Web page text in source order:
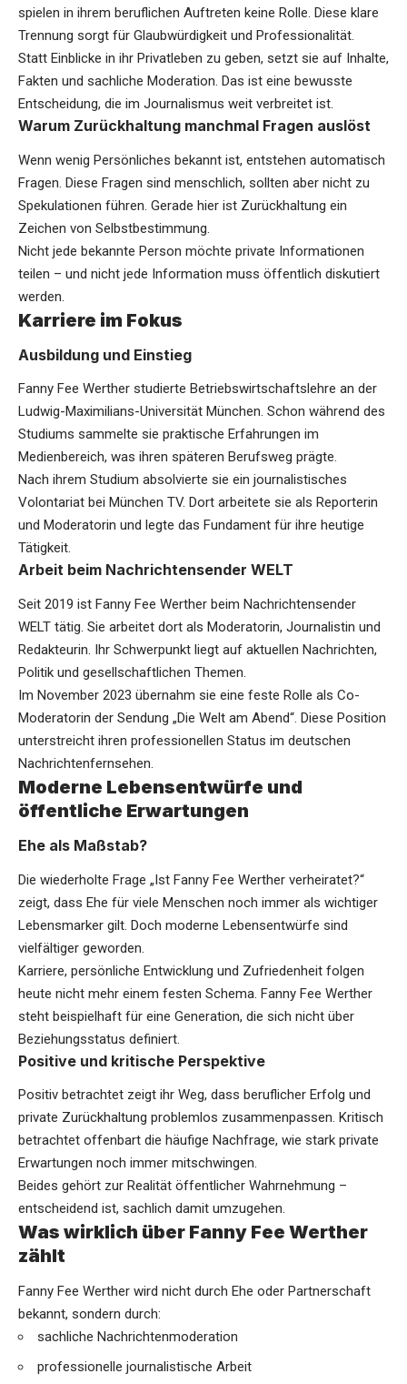
spielen in ihrem beruflichen Auftreten keine Rolle. Diese klare
Trennung sorgt für Glaubwürdigkeit und Professionalität.
Statt Einblicke in ihr Privatleben zu geben, setzt sie auf Inhalte,
Fakten und sachliche Moderation. Das ist eine bewusste
Entscheidung, die im Journalismus weit verbreitet ist.
Warum Zurückhaltung manchmal Fragen auslöst
Wenn wenig Persönliches bekannt ist, entstehen automatisch
Fragen. Diese Fragen sind menschlich, sollten aber nicht zu
Spekulationen führen. Gerade hier ist Zurückhaltung ein
Zeichen von Selbstbestimmung.
Nicht jede bekannte Person möchte private Informationen
teilen – und nicht jede Information muss öffentlich diskutiert
werden.
Karriere im Fokus
Ausbildung und Einstieg
Fanny Fee Werther studierte Betriebswirtschaftslehre an der
Ludwig-Maximilians-Universität München. Schon während des
Studiums sammelte sie praktische Erfahrungen im
Medienbereich, was ihren späteren Berufsweg prägte.
Nach ihrem Studium absolvierte sie ein journalistisches
Volontariat bei München TV. Dort arbeitete sie als Reporterin
und Moderatorin und legte das Fundament für ihre heutige
Tätigkeit.
Arbeit beim Nachrichtensender WELT
Seit 2019 ist Fanny Fee Werther beim Nachrichtensender
WELT tätig. Sie arbeitet dort als Moderatorin, Journalistin und
Redakteurin. Ihr Schwerpunkt liegt auf aktuellen Nachrichten,
Politik und gesellschaftlichen Themen.
Im November 2023 übernahm sie eine feste Rolle als Co-
Moderatorin der Sendung „Die Welt am Abend“. Diese Position
unterstreicht ihren professionellen Status im deutschen
Nachrichtenfernsehen.
Moderne Lebensentwürfe und
öffentliche Erwartungen
Ehe als Maßstab?
Die wiederholte Frage „Ist Fanny Fee Werther verheiratet?“
zeigt, dass Ehe für viele Menschen noch immer als wichtiger
Lebensmarker gilt. Doch moderne Lebensentwürfe sind
vielfältiger geworden.
Karriere, persönliche Entwicklung und Zufriedenheit folgen
heute nicht mehr einem festen Schema. Fanny Fee Werther
steht beispielhaft für eine Generation, die sich nicht über
Beziehungsstatus definiert.
Positive und kritische Perspektive
Positiv betrachtet zeigt ihr Weg, dass beruflicher Erfolg und
private Zurückhaltung problemlos zusammenpassen. Kritisch
betrachtet offenbart die häufige Nachfrage, wie stark private
Erwartungen noch immer mitschwingen.
Beides gehört zur Realität öffentlicher Wahrnehmung –
entscheidend ist, sachlich damit umzugehen.
Was wirklich über Fanny Fee Werther
zählt
Fanny Fee Werther wird nicht durch Ehe oder Partnerschaft
bekannt, sondern durch:
sachliche Nachrichtenmoderation
professionelle journalistische Arbeit